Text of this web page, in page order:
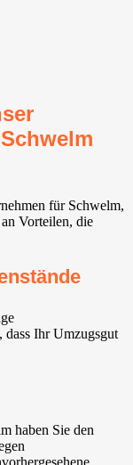
für Schwelm,
Vorteilen, die
dass Ihr Umzugsgut
haben Sie den